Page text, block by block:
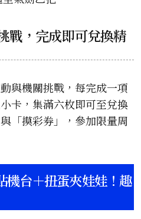
戰，完成即可兌換精
與機關挑戰，每完成一項
卡，集滿六枚即可至兌換
「摸彩券」，參加限量周
機台＋扭蛋夾娃娃！趣